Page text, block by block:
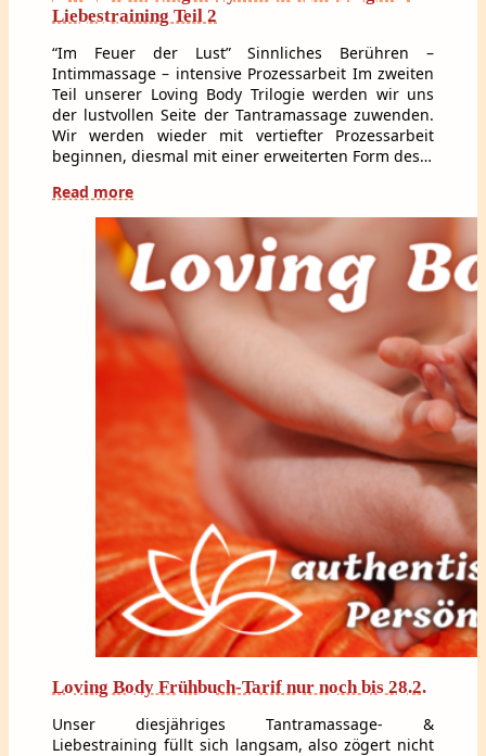
Liebestraining Teil 2
“Im Feuer der Lust” Sinnliches Berühren –
Intimmassage – intensive Prozessarbeit Im zweiten
Teil unserer Loving Body Trilogie werden wir uns
der lustvollen Seite der Tantramassage zuwenden.
Wir werden wieder mit vertiefter Prozessarbeit
beginnen, diesmal mit einer erweiterten Form des…
Read more
Loving Body Frühbuch-Tarif nur noch bis 28.2.
Unser diesjähriges Tantramassage- &
Liebestraining füllt sich langsam, also zögert nicht